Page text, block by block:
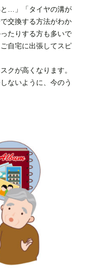
と…」「タイヤの溝が
交換する方法がわか
たりする方も多いで
自宅に出張してスピ
クが高くなります。
ないように、今のう